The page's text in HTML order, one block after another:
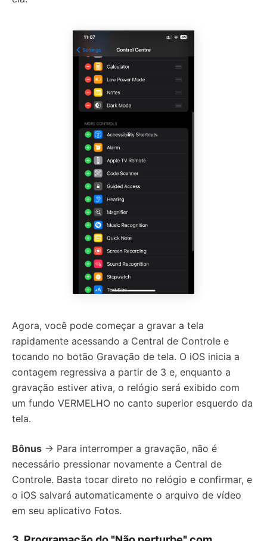
Agora, você pode começar a gravar a tela
rapidamente acessando a Central de Controle e
tocando no botão Gravação de tela. O iOS inicia a
contagem regressiva a partir de 3 e, enquanto a
gravação estiver ativa, o relógio será exibido com
um fundo VERMELHO no canto superior esquerdo da
tela.
Bônus → Para interromper a gravação, não é
necessário pressionar novamente a Central de
Controle. Basta tocar direto no relógio e confirmar, e
o iOS salvará automaticamente o arquivo de vídeo
em seu aplicativo Fotos.